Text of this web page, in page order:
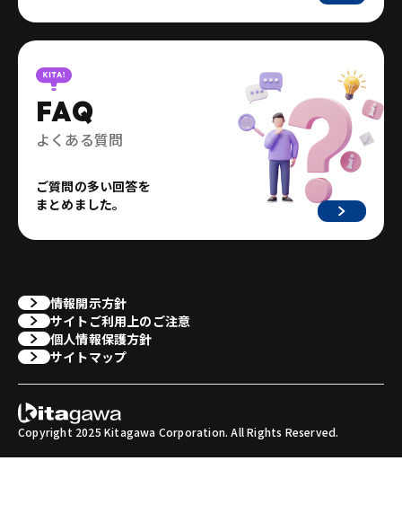
FAQ
よくある質問
ご質問の多い回答を
まとめました。
情報開示方針
サイトご利用上のご注意
個人情報保護方針
サイトマップ
Copyright 2025 Kitagawa Corporation. All Rights Reserved.